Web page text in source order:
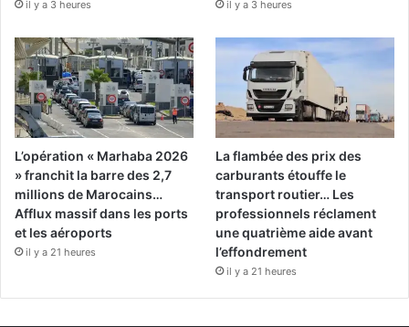
il y a 3 heures il y a 3 heures
L’opération « Marhaba 2026
» franchit la barre des 2,7
millions de Marocains…
Afflux massif dans les ports
et les aéroports
il y a 21 heures
La flambée des prix des
carburants étouffe le
transport routier… Les
professionnels réclament
une quatrième aide avant
l’effondrement
il y a 21 heures